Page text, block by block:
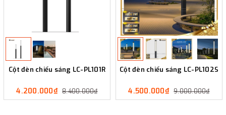
Cột đèn chiếu sáng LC-PL101R
4.200.000₫ 8.400.000₫
Cột đèn chiếu sáng LC-PL102S
4.500.000₫ 9.000.000₫